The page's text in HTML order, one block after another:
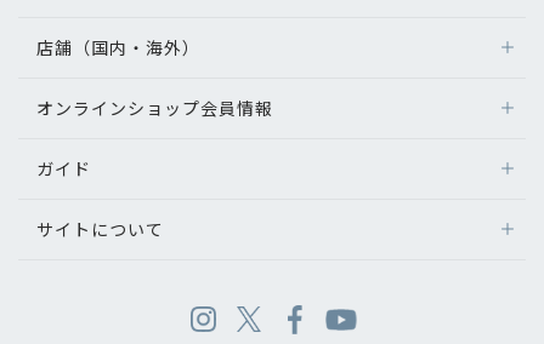
店舗（国内・海外）
オンラインショップ会員情報
ガイド
サイトについて